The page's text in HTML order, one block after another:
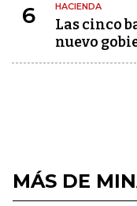
6 HACIENDA
Las cinco
nuevo
MÁS DE